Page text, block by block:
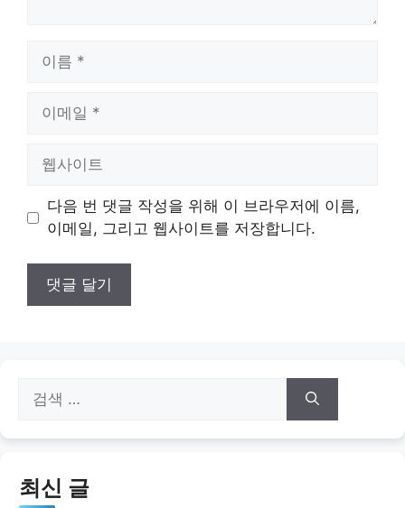
트
다음 번 댓글 작성을 위해 이 브라우저에 이름,
이메일, 그리고 웹사이트를 저장합니다.
색:
최신 글